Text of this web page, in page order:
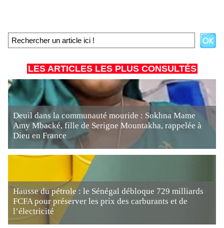
LES ARTICLES LES PLUS CONSULTÉS
Deuil dans la communauté mouride : Sokhna Mame
Amy Mbacké, fille de Serigne Mountakha, rappelée à
Dieu en France
Hausse du pétrole : le Sénégal débloque 729 milliards
FCFA pour préserver les prix des carburants et de
l’électricité